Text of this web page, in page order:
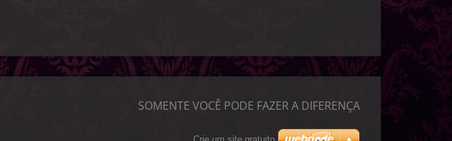
SOMENTE VOCÊ PODE FAZER A DIFERENÇA